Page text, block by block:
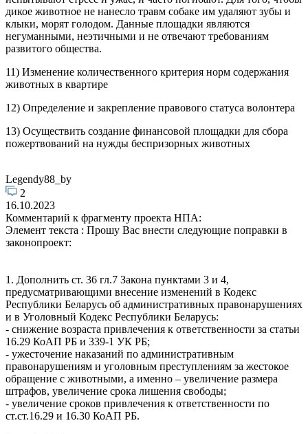
дикое животное не нанесло травм собаке им удаляют зубы и
клыки, морят голодом. Данные площадки являются
негуманными, неэтичными и не отвечают требованиям
развитого общества.
11) Изменение количественного критерия норм содержания
животных в квартире
12) Определение и закрепление правового статуса волонтера
13) Осуществить создание финансовой площадки для сбора
пожертвований на нужды беспризорных животных
Legendy88_by
2
16.10.2023
Комментарий к фрагменту проекта НПА:
Элемент текста : Прошу Вас внести следующие поправки в
законопроект:
1. Дополнить ст. 36 гл.7 Закона пунктами 3 и 4,
предусматривающими внесение изменений в Кодекс
Республики Беларусь об административных правонарушениях
и в Уголовный Кодекс Республики Беларусь:
- снижение возраста привлечения к ответственности за статьи
16.29 КоАП РБ и 339-1 УК РБ;
- ужесточение наказаний по административным
правонарушениям и уголовным преступлениям за жестокое
обращение с животными, а именно – увеличение размера
штрафов, увеличение срока лишения свободы;
- увеличение сроков привлечения к ответственности по
ст.ст.16.29 и 16.30 КоАП РБ.